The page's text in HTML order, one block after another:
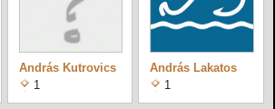
András Kutrovics
1
András Lakatos
1